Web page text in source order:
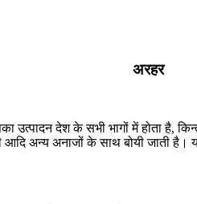
अरहर
उत्पादन देश के सभी भागों में होता है,
आदि अन्य अनाजों के साथ बोयी जाती